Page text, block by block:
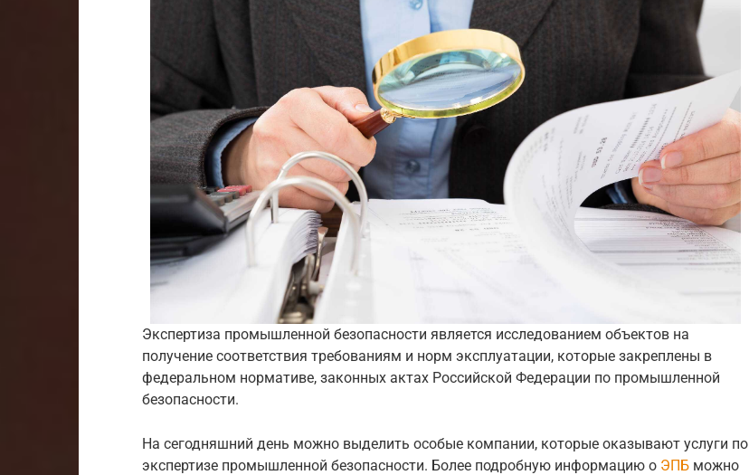
Экспертиза промышленной безопасности является исследованием объектов на
получение соответствия требованиям и норм эксплуатации, которые закреплены в
федеральном нормативе, законных актах Российской Федерации по промышленной
безопасности.
На сегодняшний день можно выделить особые компании, которые оказывают услуги по
экспертизе промышленной безопасности. Более подробную информацию о ЭПБ можно